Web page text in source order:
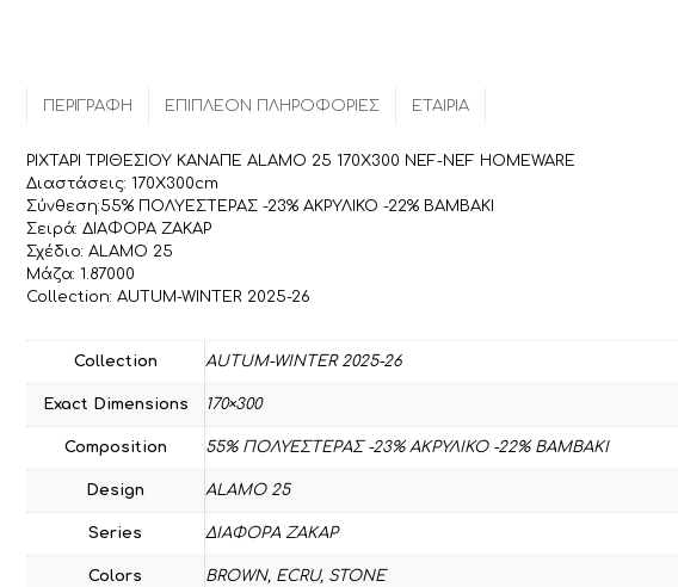
ΠΕΡΙΓΡΑΦΉ ΕΠΙΠΛΈΟΝ ΠΛΗΡΟΦΟΡΊΕΣ ΕΤΑΙΡΊΑ
ΡΙΧΤΑΡΙ ΤΡΙΘΕΣΙΟΥ ΚΑΝΑΠΕ ALAMO 25 170X300 NEF-NEF HOMEWARE
Διαστάσεις: 170X300cm
Σύνθεση:55% ΠΟΛΥΕΣΤΕΡΑΣ -23% ΑΚΡΥΛΙΚΟ -22% ΒΑΜΒΑΚΙ
Σειρά: ΔΙΑΦΟΡΑ ΖΑΚΑΡ
Σχέδιο: ALAMO 25
Μάζα: 1.87000
Collection: AUTUM-WINTER 2025-26
Collection AUTUM-WINTER 2025-26
Exact Dimensions 170×300
Composition 55% ΠΟΛΥΕΣΤΕΡΑΣ -23% ΑΚΡΥΛΙΚΟ -22% ΒΑΜΒΑΚΙ
Design ALAMO 25
Series ΔΙΑΦΟΡΑ ΖΑΚΑΡ
Colors BROWN, ECRU, STONE